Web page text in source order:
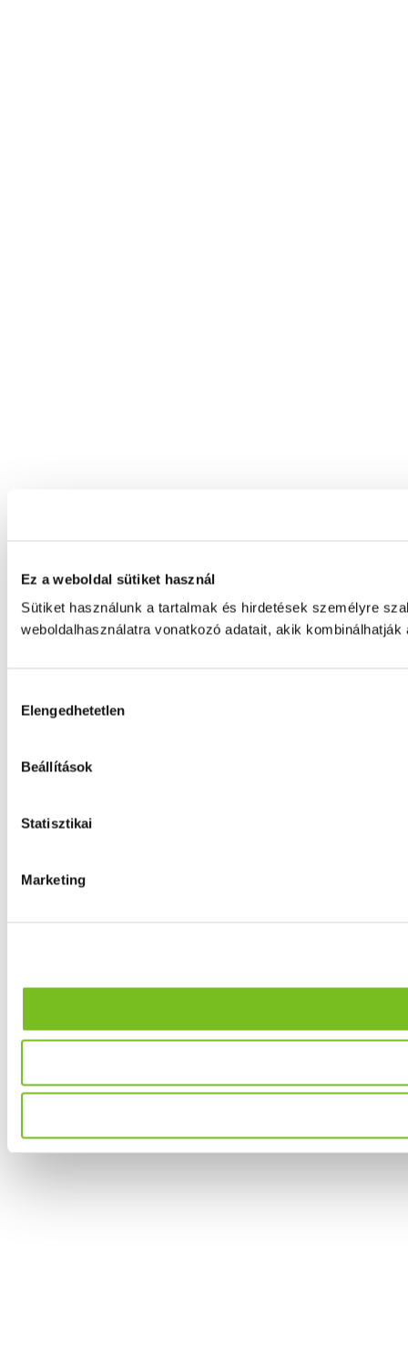
Ez a weboldal sütiket használ
Sütiket használunk a tartalmak és hirdetések személyre
weboldalhasználatra vonatkozó adatait, akik
kiválasztása
Elengedhetetlen
Beállítások
Statisztikai
Marketing